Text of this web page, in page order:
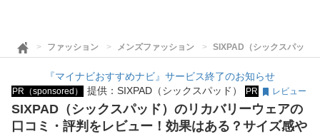
ファッション メンズファッション SIXPAD（シックスパッド
『マイナビおすすめナビ』サービス終了のお知らせ
PR（sponsored） 提供：SIXPAD（シックスパッド） PR レビュー
SIXPAD（シックスパッド）のリカバリーウェアの
口コミ・評判をレビュー！効果はある？サイズ感や